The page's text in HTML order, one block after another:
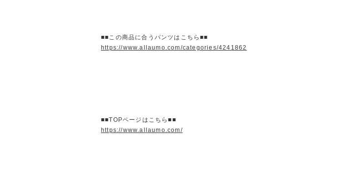
■■この商品に合うパンツはこちら■■
https://www.allaumo.com/categories/4241862
■■TOPページはこちら■■
https://www.allaumo.com/